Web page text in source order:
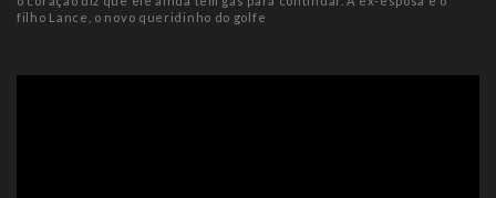
filho Lance, o novo queridinho do golfe